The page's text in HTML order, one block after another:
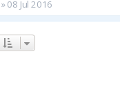
»08 Jul 2016